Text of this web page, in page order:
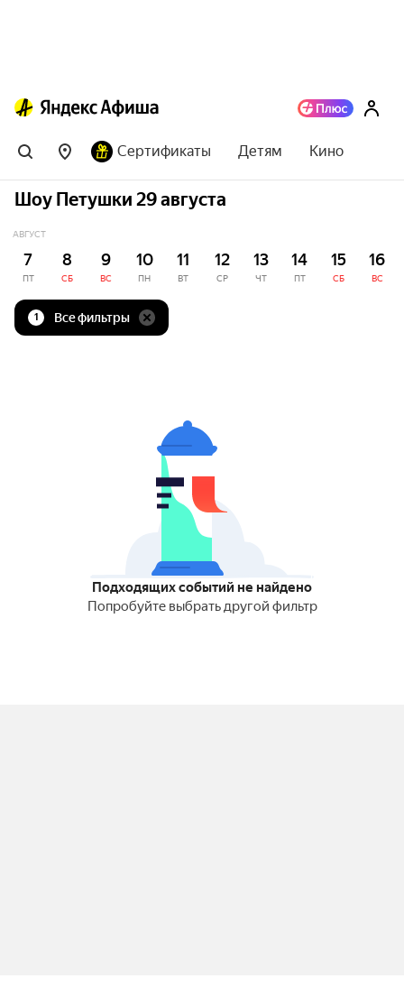
Сертификаты Детям Кино
Шоу Петушки 29 августа
АВГУСТ
7
ПТ
8
СБ
9
ВС
10
ПН
11
ВТ
12
СР
13
ЧТ
14
ПТ
15
СБ
16
ВС
1 Все фильтры
Подходящих событий не найдено
Попробуйте выбрать другой фильтр